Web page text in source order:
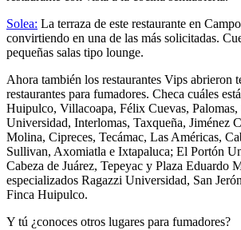
Solea: La terraza de este restaurante en
convirtiendo en una de las más solicitadas.
pequeñas salas tipo lounge.
Ahora también los restaurantes Vips abrieron
restaurantes para fumadores. Checa cuáles
Huipulco, Villacoapa, Félix Cuevas, Palomas,
Universidad, Interlomas, Taxqueña, Jiménez
Molina, Cipreces, Tecámac, Las Américas,
Sullivan, Axomiatla e Ixtapaluca; El Portón
Cabeza de Juárez, Tepeyac y Plaza Eduardo
especializados Ragazzi Universidad, San
Finca Huipulco.
Y tú ¿conoces otros lugares para fumadores?